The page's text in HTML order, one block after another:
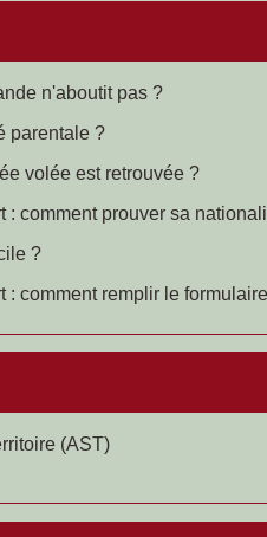
n'aboutit pas ?
parentale ?
volée est retrouvée ?
: comment prouver sa
?
: comment remplir le
(AST)